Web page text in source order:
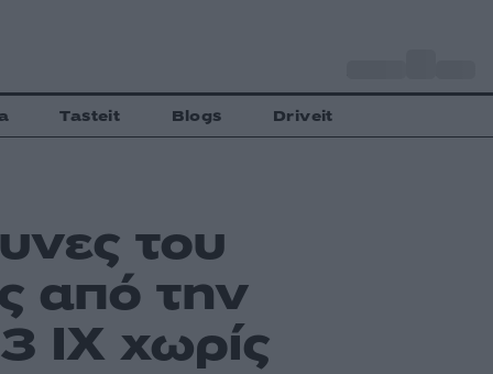
Tasteit Blogs Driveit
του
από την
ΙΧ χωρίς